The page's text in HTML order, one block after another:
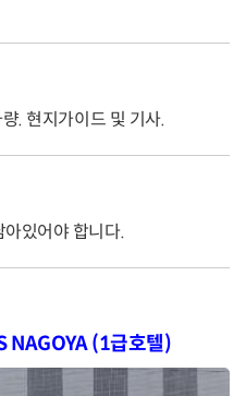
. 현지가이드 및 기사.
있어야 합니다.
NAGOYA (1급호텔)